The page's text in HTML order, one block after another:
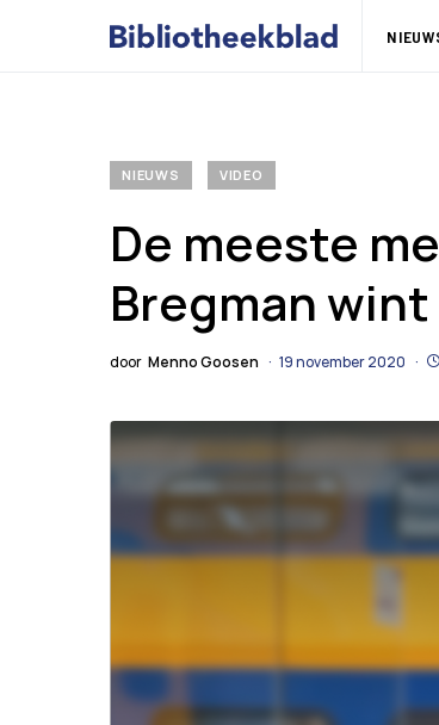
NIEUWS VIDEO
De meeste
Bregman
door Menno Goosen 19 november 2020